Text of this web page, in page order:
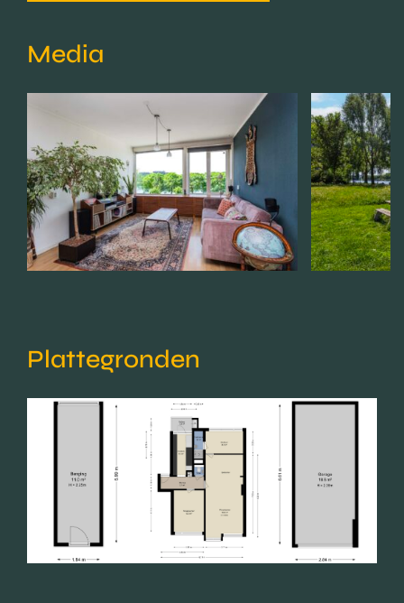
Media
Plattegronden